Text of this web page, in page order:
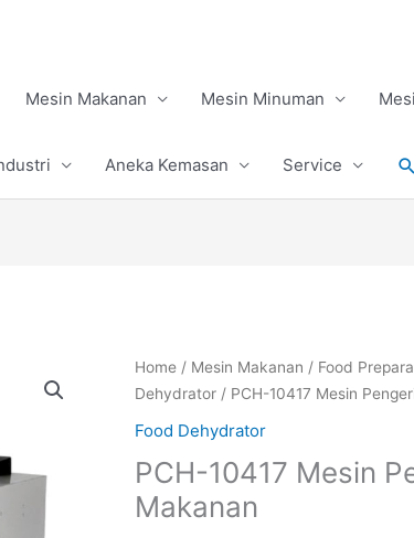
Mesin Makanan Mesin Minuman
Aneka Kemasan Service
Home / Mesin Makanan / Food
Dehydrator / PCH-10417 Mesin
Food Dehydrator
PCH-10417 Mesin
Makanan